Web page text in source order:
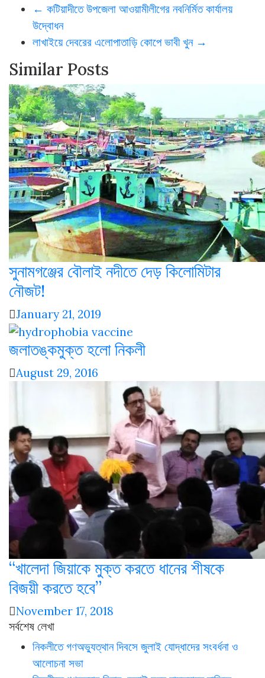
← কটিয়াদীতে উপজেলা আওয়ামীলীগের নবনির্মিত কার্যালয়
উদ্বোধন
লাখাইয়ে দেবরের এলোপাতাড়ি কোপে ভাবী খুন →
Similar Posts
সুনামগঞ্জের বৌলাই নদীতে দেড় কিলোমিটার
নৌজট!
January 21, 2019
জলাতঙ্কমুক্ত হলো নিকলী
August 29, 2016
“খালেদা জিয়াকে মুক্ত করতে ধানের শীষকে
বিজয়ী করতে হবে”
November 17, 2018
সর্বশেষ লেখা
নিকলীতে গণঅভ্যুত্থান দিবসে জুলাই যোদ্ধাদের সংবর্ধনা ও
আলোচনা সভা